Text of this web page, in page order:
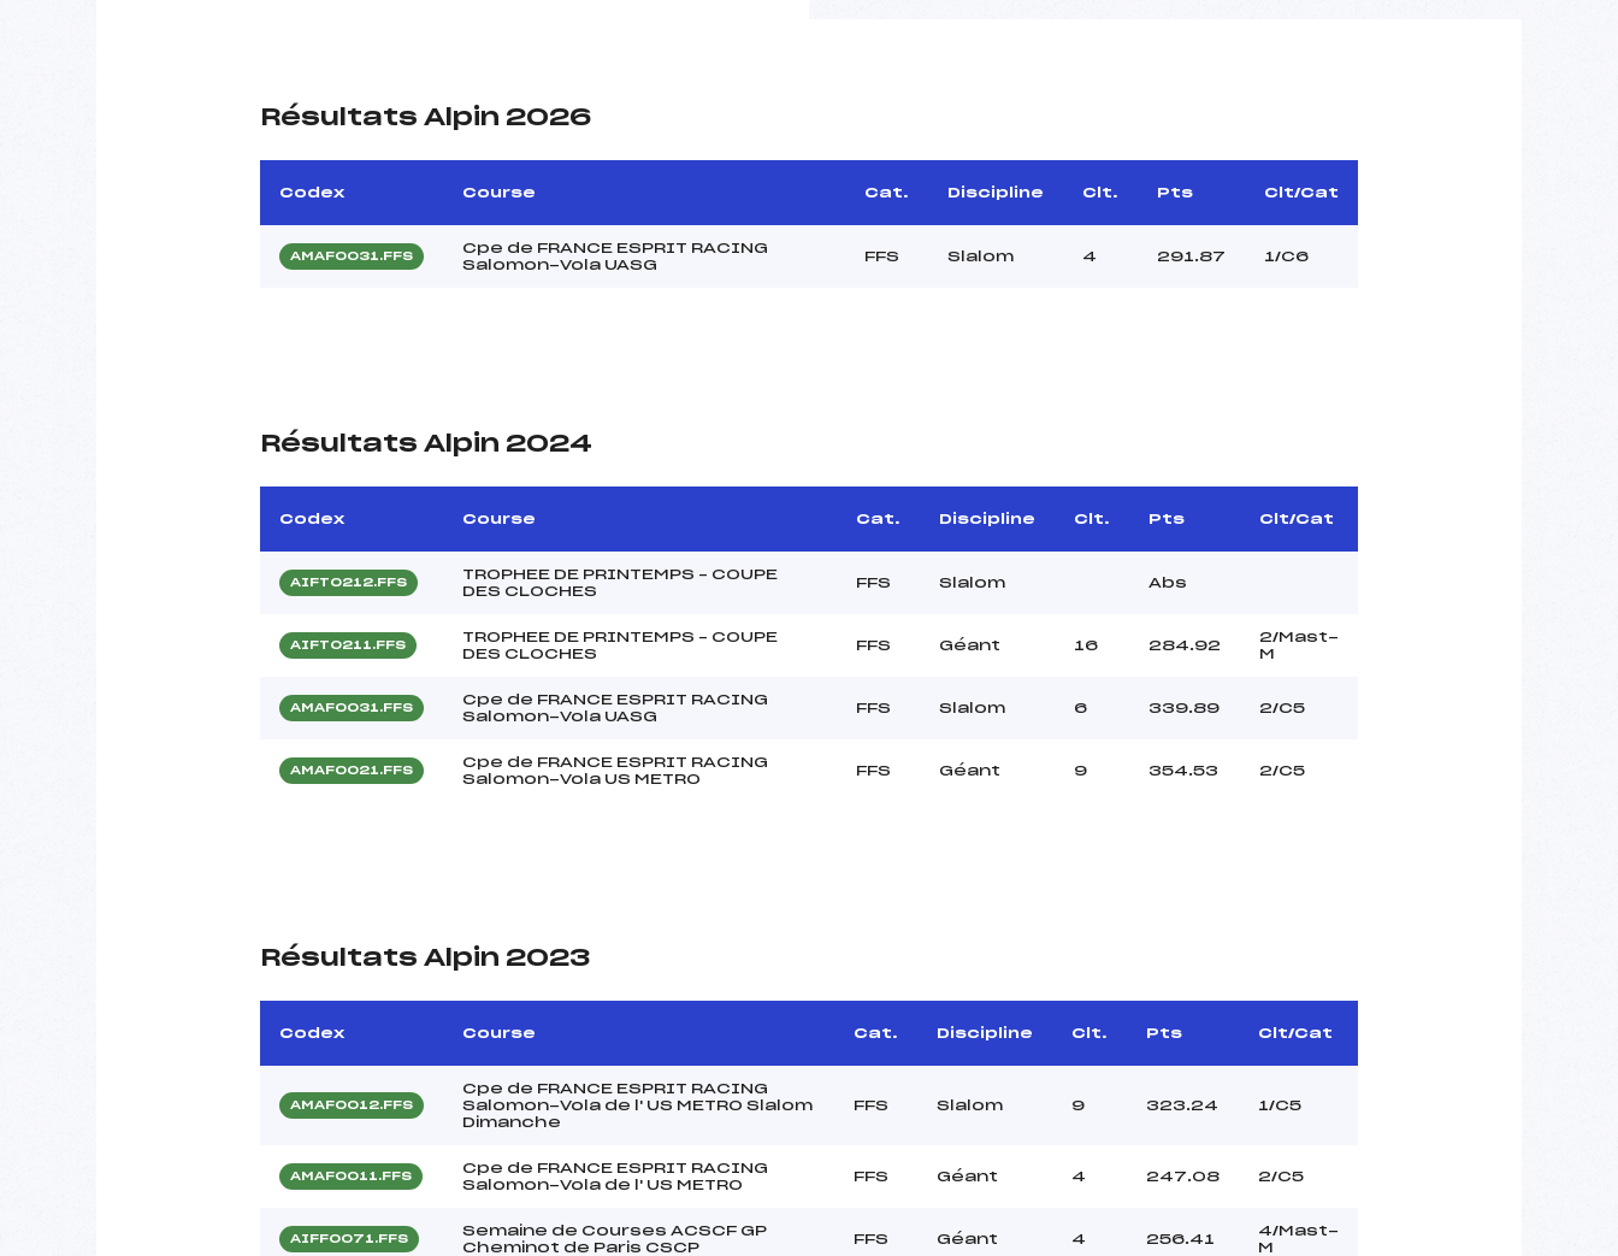
Résultats Alpin 2026
Codex Course Cat. Discipline Clt. Pts Clt/Cat
AMAF0031.FFS
Cpe de FRANCE ESPRIT RACING
Salomon-Vola UASG
FFS Slalom 4 291.87 1/C6
Résultats Alpin 2024
Codex Course Cat. Discipline Clt. Pts Clt/Cat
AIFT0212.FFS
TROPHEE DE PRINTEMPS – COUPE
DES CLOCHES
FFS Slalom Abs
AIFT0211.FFS
TROPHEE DE PRINTEMPS – COUPE
DES CLOCHES
FFS Géant 16 284.92
2/Mast-
M
AMAF0031.FFS
Cpe de FRANCE ESPRIT RACING
Salomon-Vola UASG
FFS Slalom 6 339.89 2/C5
AMAF0021.FFS
Cpe de FRANCE ESPRIT RACING
Salomon-Vola US METRO
FFS Géant 9 354.53 2/C5
Résultats Alpin 2023
Codex Course Cat. Discipline Clt. Pts Clt/Cat
AMAF0012.FFS
Cpe de FRANCE ESPRIT RACING
Salomon-Vola de l' US METRO Slalom
Dimanche
FFS Slalom 9 323.24 1/C5
AMAF0011.FFS
Cpe de FRANCE ESPRIT RACING
Salomon-Vola de l' US METRO
FFS Géant 4 247.08 2/C5
AIFF0071.FFS
Semaine de Courses ACSCF GP
Cheminot de Paris CSCP
FFS Géant 4 256.41
4/Mast-
M